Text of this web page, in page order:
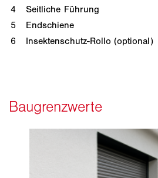
4
Seitliche Führung
5
Endschiene
6
Insektenschutz-Rollo (optional)